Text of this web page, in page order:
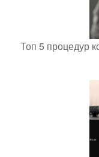
Топ 5 процедур